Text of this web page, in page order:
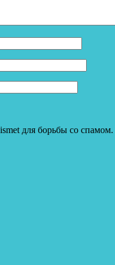
для борьбы со спамом.